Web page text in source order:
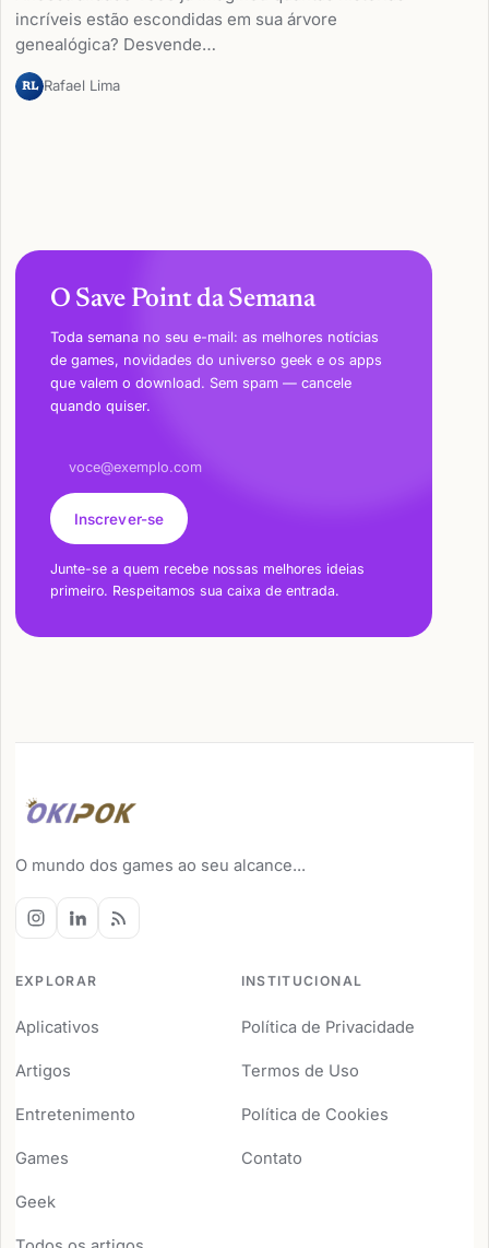
incríveis estão escondidas em sua árvore
genealógica? Desvende…
RL Rafael Lima
O Save Point da Semana
Toda semana no seu e-mail: as melhores notícias
de games, novidades do universo geek e os apps
que valem o download. Sem spam — cancele
quando quiser.
Inscrever-se
Junte-se a quem recebe nossas melhores ideias
primeiro. Respeitamos sua caixa de entrada.
O mundo dos games ao seu alcance...
EXPLORAR
Aplicativos
Artigos
Entretenimento
Games
Geek
INSTITUCIONAL
Política de Privacidade
Termos de Uso
Política de Cookies
Contato